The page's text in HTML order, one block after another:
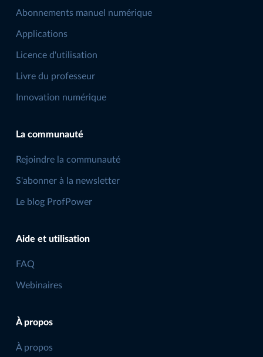
Abonnements manuel numérique
Applications
Licence d'utilisation
Livre du professeur
Innovation numérique
La communauté
Rejoindre la communauté
S'abonner à la newsletter
Le blog ProfPower
Aide et utilisation
FAQ
Webinaires
À propos
À propos